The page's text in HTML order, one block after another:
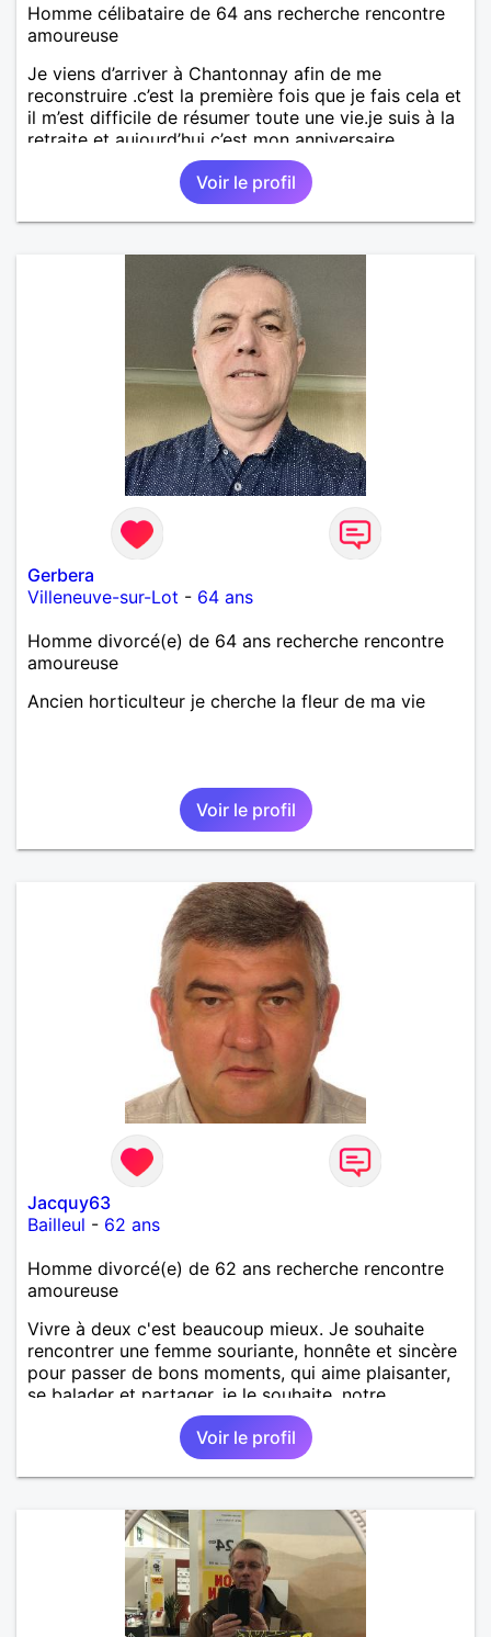
Homme célibataire de 64 ans recherche rencontre
amoureuse
Je viens d’arriver à Chantonnay afin de me
reconstruire .c’est la première fois que je fais cela et
il m’est difficile de résumer toute une vie.je suis à la
retraite et aujourd’hui c’est mon anniversaire
!J’aimerais rencontrer quelqu’un qui partage les
mêmes valeurs qui font de quelqu’un un être humain
Voir le profil
Gerbera
Villeneuve-sur-Lot - 64 ans
Homme divorcé(e) de 64 ans recherche rencontre
amoureuse
Ancien horticulteur je cherche la fleur de ma vie
Voir le profil
Jacquy63
Bailleul - 62 ans
Homme divorcé(e) de 62 ans recherche rencontre
amoureuse
Vivre à deux c'est beaucoup mieux. Je souhaite
rencontrer une femme souriante, honnête et sincère
pour passer de bons moments, qui aime plaisanter,
se balader et partager, je le souhaite, notre
complicité. J'aime beaucoup les chantiers de
randonnée pour se défouler, se relaxer, se détendre
et finalement prendre du bon temps. C'est difficile
de tout dire en quelques lignes. En revanche, vous
d'informations. A bientôt
Voir le profil